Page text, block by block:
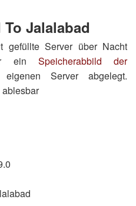
Jalalabad
Server über Nacht
ein Speicherabbild der
Server abgelegt.